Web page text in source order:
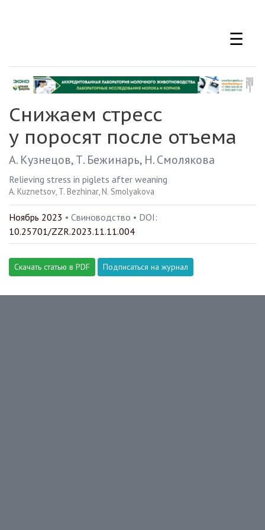
☰
Снижаем стресс
у поросят после отъема
А. Кузнецов Т. Бежинарь Н. Смолякова
Relieving stress in piglets after weaning
A. Kuznetsov T. Bezhinar N. Smolyakova
Ноябрь 2023 • Свиноводство • DOI:
10.25701/ZZR.2023.11.11.004
Скачать статью в PDF Подписаться на журнал